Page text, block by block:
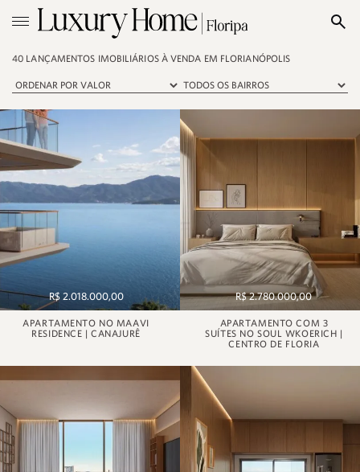
40 LANÇAMENTOS IMOBILIÁRIOS À VENDA EM FLORIANÓPOLIS
R$ 2.018.000,00
APARTAMENTO NO MAAVI
RESIDENCE | CANAJURÊ
R$ 2.780.000,00
APARTAMENTO COM 3
SUÍTES NO SOUL WKOERICH |
CENTRO DE FLORIA